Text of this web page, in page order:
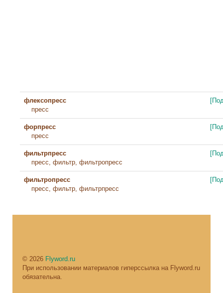
флексопресс
пресс
форпресс
пресс
фильтрпресс
пресс, фильтр, фильтропресс
фильтропресс
пресс, фильтр, фильтрпресс
© 2026 Flyword.ru
При использовании материалов гиперссылка на Flyword.ru
обязательна.